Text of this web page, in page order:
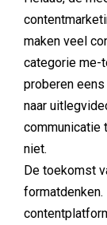
maken veel
categorie me-
proberen
naar
communicatie
niet.
De toekomst